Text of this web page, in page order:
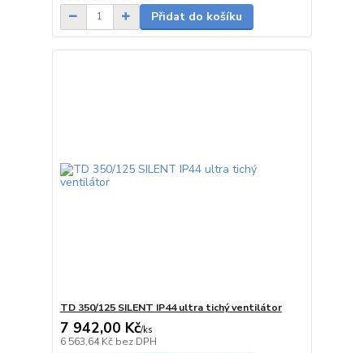
Přidat do košíku
TD 350/125 SILENT IP44 ultra tichý ventilátor
7 942,00 Kč/ks
6 563,64 Kč bez DPH